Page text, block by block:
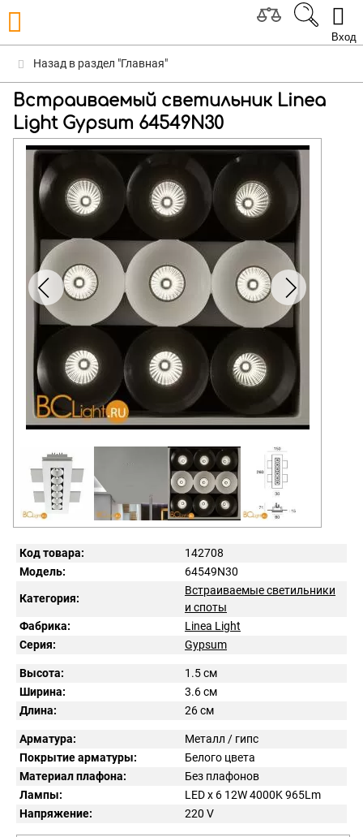
Вход
Назад в раздел "Главная"
Встраиваемый светильник Linea
Light Gypsum 64549N30
Код товара:
142708
Модель:
64549N30
Категория:
Встраиваемые светильники
и споты
Фабрика:
Linea Light
Серия:
Gypsum
Высота:
1.5 см
Ширина:
3.6 см
Длина:
26 см
Арматура:
Металл / гипс
Покрытие арматуры:
Белого цвета
Материал плафона:
Без плафонов
Лампы:
LED x 6 12W 4000K 965Lm
Напряжение:
220 V